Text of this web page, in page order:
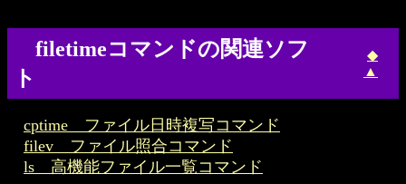
filetimeコマンドの関連ソフ
ト
◆
▲
cptime ファイル日時複写コマンド
filev ファイル照合コマンド
ls 高機能ファイル一覧コマンド